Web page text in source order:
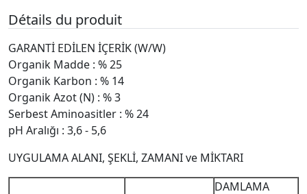
Détails du produit
GARANTİ EDİLEN İÇERİK (W/W)
Organik Madde : % 25
Organik Karbon : % 14
Organik Azot (N) : % 3
Serbest Aminoasitler : % 24
pH Aralığı : 3,6 - 5,6
UYGULAMA ALANI, ŞEKLİ, ZAMANI ve MİKTARI
DAMLAMA